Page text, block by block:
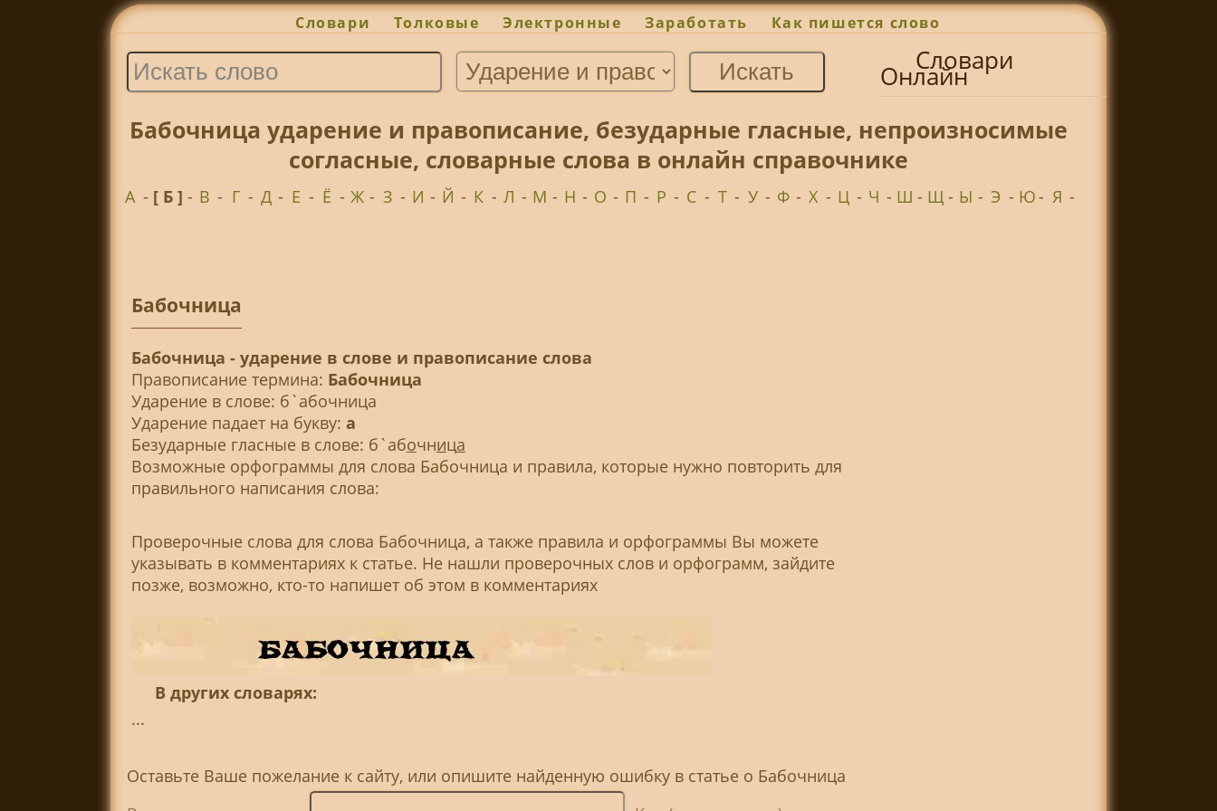
Словари Толковые Электронные Заработать Как пишется слово
Словари
Онлайн
Бабочница ударение и правописание, безударные гласные, непроизносимые
согласные, словарные слова в онлайн справочнике
А - [ Б ] - В - Г - Д - Е - Ё - Ж - З - И - Й - К - Л - М - Н - О - П - Р - С - Т - У - Ф - Х - Ц - Ч - Ш - Щ- Ы - Э - Ю- Я -
Бабочница
Бабочница - ударение в слове и правописание слова
Правописание термина: Бабочница
Ударение в слове: б`абочница
Ударение падает на букву: а
Безударные гласные в слове: б`абочница
Возможные орфограммы для слова Бабочница и правила, которые нужно повторить для
правильного написания слова:
Проверочные слова для слова Бабочница, а также правила и орфограммы Вы можете
указывать в комментариях к статье. Не нашли проверочных слов и орфограмм, зайдите
позже, возможно, кто-то напишет об этом в комментариях
В других словарях:
...
Оставьте Ваше пожелание к сайту, или опишите найденную ошибку в статье о Бабочница